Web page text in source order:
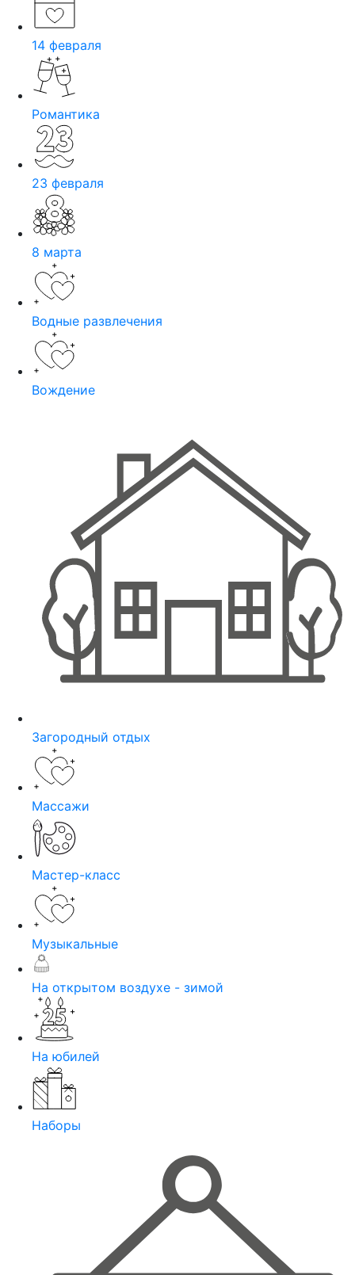
14 февраля
Романтика
23 февраля
8 марта
Водные развлечения
Вождение
Загородный отдых
Массажи
Мастер-класс
Музыкальные
На открытом воздухе - зимой
На юбилей
Наборы